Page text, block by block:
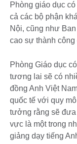
Phòng giáo dục
cả các bộ phận
Nội, cũng như
cao sự thành công
Phòng Giáo dục
tương lai sẽ có
đồng Anh Việt
quốc tế với quy
tưởng rằng sẽ đưa
vực là một trong
giảng dạy tiếng